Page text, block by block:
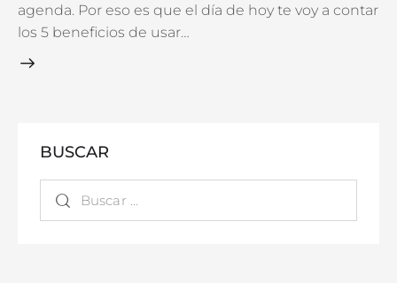
agenda. Por eso es que el día de hoy te voy a contar
los 5 beneficios de usar…
BUSCAR